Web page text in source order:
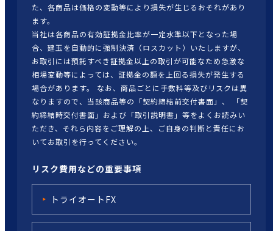
た、各商品は価格の変動等により損失が生じるおそれがあり
ます。
当社は各商品の有効証拠金比率が一定水準以下となった場
合、建玉を自動的に強制決済（ロスカット）いたしますが、
お取引には預託すべき証拠金以上の取引が可能なため急激な
相場変動等によっては、証拠金の額を上回る損失が発生する
場合があります。 なお、商品ごとに手数料等及びリスクは異
なりますので、当該商品等の「契約締結前交付書面」、 「契
約締結時交付書面」および「取引説明書」等をよくお読みい
ただき、それら内容をご理解の上、ご自身の判断と責任にお
いてお取引を行ってください。
リスク費用などの重要事項
トライオートFX